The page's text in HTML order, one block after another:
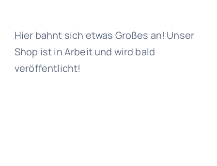
Hier bahnt sich etwas Großes an! Unser
Shop ist in Arbeit und wird bald
veröffentlicht!